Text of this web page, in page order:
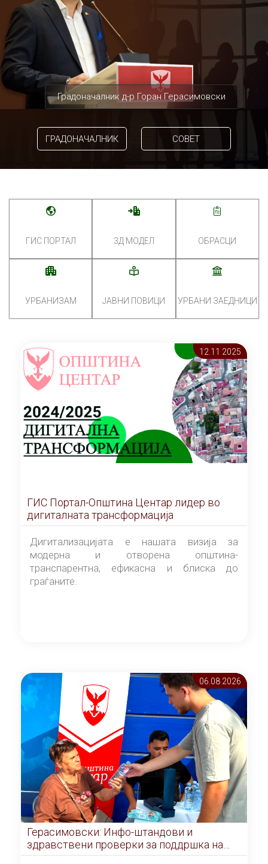
Градоначалник д-р Горан Герасимовски
ГРАДОНАЧАЛНИК СОВЕТ
ГИС ПОРТАЛ 3Д МОДЕЛ ОБРАСЦИ
УРБАНИЗАМ ЈАВНИ ПОВИЦИ УРБАНИ ЗАЕДНИЦИ
12.11 2025
ГИС Портал-Општина Центар лидер во
дигиталната трансформација
Дигитализацијата е нашата визија за
модерна и отворена општина-
транспарентна, ефикасна и блиска до
граѓаните.
06.08 2026
Герасимовски: Инфо-штандови и
здравствени проверки за поддршка на
граѓаните во услови на топлотен бран